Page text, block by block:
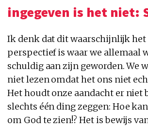
ingegeven is het niet:
Ik denk dat dit waarschijnlijk het
perspectief is waar we allemaal
schuldig aan zijn geworden. We
niet lezen omdat het ons niet
Het houdt onze aandacht er niet
slechts één ding zeggen: Hoe
om God te zien!? Het is bewijs